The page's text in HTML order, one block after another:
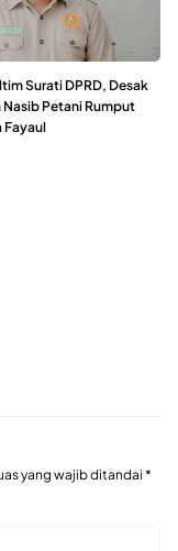
Surati DPRD, Desak
Nasib Petani Rumput
Fayaul
yang wajib ditandai *